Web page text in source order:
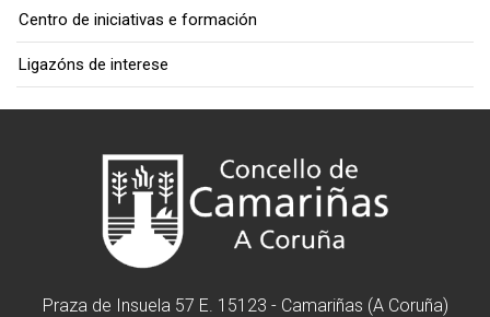
Centro de iniciativas e formación
Ligazóns de interese
Praza de Insuela 57 E. 15123 - Camariñas (A Coruña)